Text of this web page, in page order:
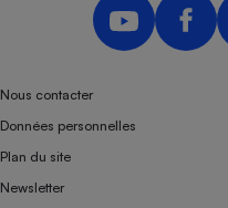
Nous contacter
Données personnelles
Plan du site
Newsletter